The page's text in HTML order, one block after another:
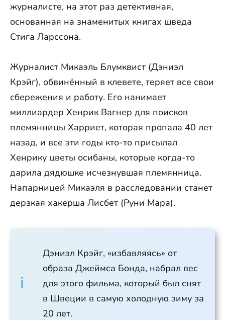
журналисте, на этот раз детективная,
основанная на знаменитых книгах шведа
Стига Ларссона.
Журналист Микаэль Блумквист (Дэниэл
Крэйг), обвинённый в клевете, теряет все свои
сбережения и работу. Его нанимает
миллиардер Хенрик Вагнер для поисков
племянницы Харриет, которая пропала 40 лет
назад, и все эти годы кто-то присылал
Хенрику цветы осибаны, которые когда-то
дарила дядюшке исчезнувшая племянница.
Напарницей Микаэля в расследовании станет
дерзкая хакерша Лисбет (Руни Мара).
Дэниэл Крэйг, «избавляясь» от
образа Джеймса Бонда, набрал вес
для этого фильма, который был снят
в Швеции в самую холодную зиму за
20 лет.